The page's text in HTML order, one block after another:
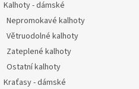
Kalhoty - dámské
Nepromokavé kalhoty
Větruodolné kalhoty
Zateplené kalhoty
Ostatní kalhoty
Kraťasy - dámské